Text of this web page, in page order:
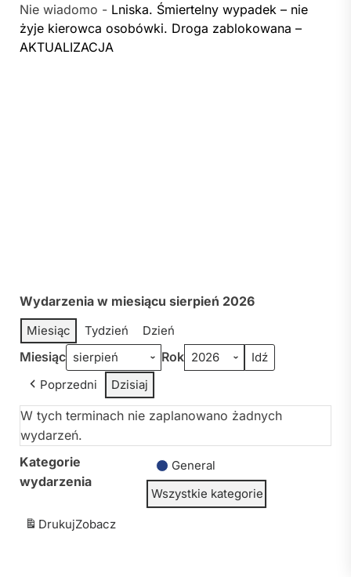
Nie wiadomo - Lniska. Śmiertelny wypadek – nie
żyje kierowca osobówki. Droga zablokowana –
AKTUALIZACJA
Wydarzenia w miesiącu sierpień 2026
Miesiąc Tydzień Dzień
Miesiąc Rok
Poprzedni Dzisiaj
W tych terminach nie zaplanowano żadnych
wydarzeń.
Kategorie
wydarzenia
General
Wszystkie kategorie
DrukujZobacz